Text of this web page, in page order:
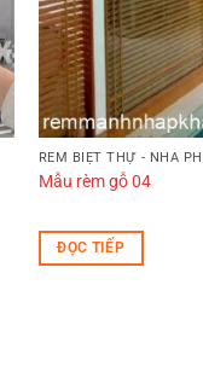
RÈM BIỆT THỰ - NHÀ
Mẫu rèm gỗ 04
ĐỌC TIẾP